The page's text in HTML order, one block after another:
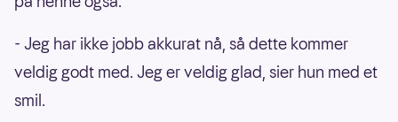
- Jeg har ikke jobb akkurat nå, så dette kommer
veldig godt med. Jeg er veldig glad, sier hun med et
smil.